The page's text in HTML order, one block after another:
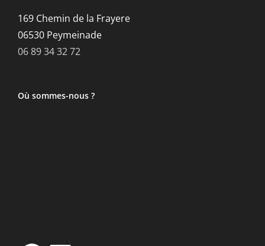
169 Chemin de la Frayere
06530 Peymeinade
06 89 34 32 72
Où sommes-nous ?